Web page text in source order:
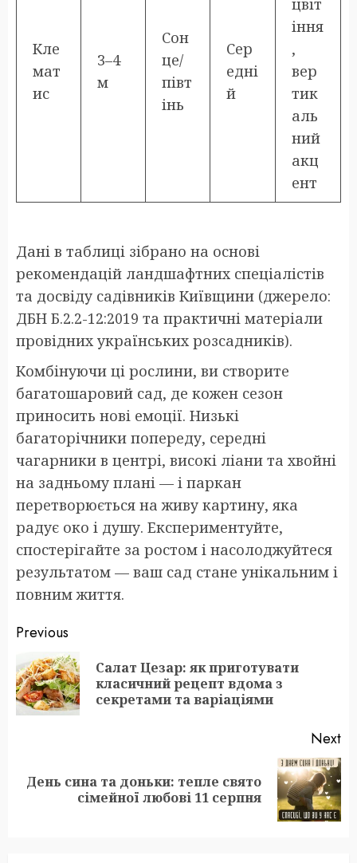
Кле
мат
ис
3–4
м
Сон
це/
півт
інь
Сер
едні
й
цвіт
іння
,
вер
тик
аль
ний
акц
ент
Дані в таблиці зібрано на основі
рекомендацій ландшафтних спеціалістів
та досвіду садівників Київщини (джерело:
ДБН Б.2.2-12:2019 та практичні матеріали
провідних українських розсадників).
Комбінуючи ці рослини, ви створите
багатошаровий сад, де кожен сезон
приносить нові емоції. Низькі
багаторічники попереду, середні
чагарники в центрі, високі ліани та хвойні
на задньому плані — і паркан
перетворюється на живу картину, яка
радує око і душу. Експериментуйте,
спостерігайте за ростом і насолоджуйтеся
результатом — ваш сад стане унікальним і
повним життя.
Post
navigation
Previous
Салат Цезар: як приготувати
класичний рецепт вдома з
секретами та варіаціями
Next
Next
День сина та доньки: тепле свято
сімейної любові 11 серпня